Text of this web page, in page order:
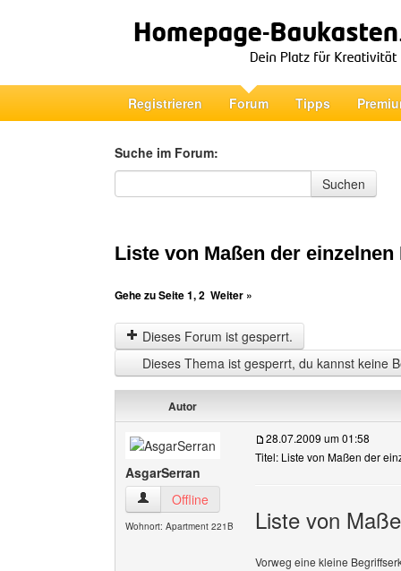
Registrieren Forum Tipps
Suche im Forum:
Suche im Forum
Suchen
Liste von Maßen der einzelnen
Gehe zu Seite1,2 Weiter »
Dieses Forum ist gesperrt.
Dieses Thema ist gesperrt, du kannst keine
Autor
AsgarSerran
AsgarSerran Benutzer-Profile anzeigen
Offline
Wohnort: Apartment 221B
28.07.2009 um 01:58
Titel: Liste von Maßen der
Liste von
Vorweg eine kleine